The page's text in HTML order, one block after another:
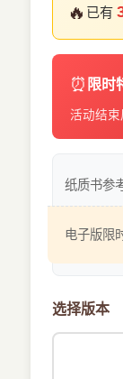
🔥 已有
⏰ 限时
活动结束
纸质书参
电子版限
选择版本